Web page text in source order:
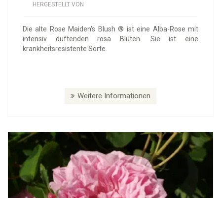
HERGESTELLT VON
Die alte Rose Maiden's Blush ® ist eine Alba-Rose mit
intensiv duftenden rosa Blüten. Sie ist eine
krankheitsresistente Sorte.
Weitere Informationen